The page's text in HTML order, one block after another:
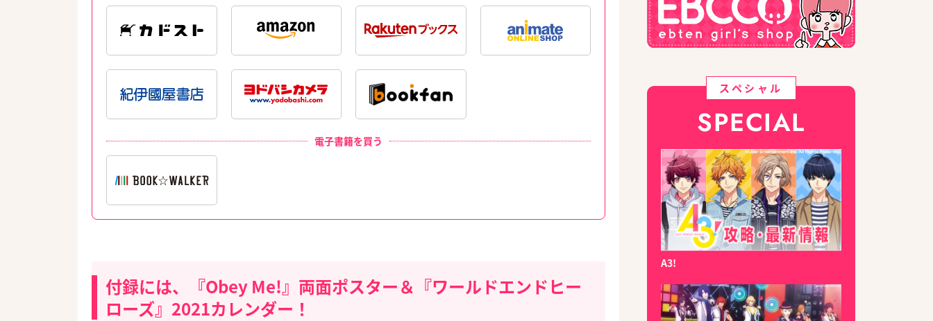
電子書籍を買う
付録には、『Obey Me!』両面ポスター＆『ワールドエンドヒー
ローズ』2021カレンダー！
スペシャル
SPECIAL
A3!